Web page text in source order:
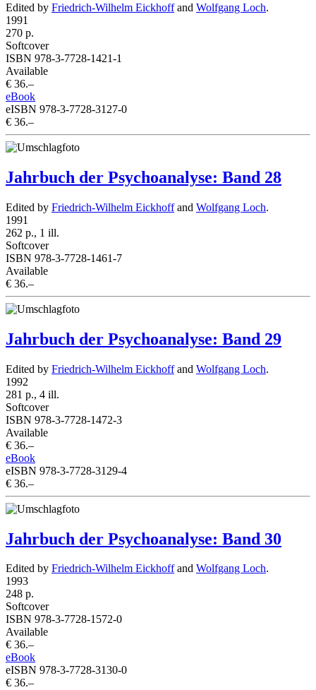
Edited by Friedrich-Wilhelm Eickhoffand Wolfgang Loch.
1991
270 p.
Softcover
ISBN 978-3-7728-1421-1
Available
€ 36.–
eBook
eISBN 978-3-7728-3127-0
€ 36.–
Jahrbuch der Psychoanalyse: Band 28
Edited by Friedrich-Wilhelm Eickhoffand Wolfgang Loch.
1991
262 p., 1 ill.
Softcover
ISBN 978-3-7728-1461-7
Available
€ 36.–
Jahrbuch der Psychoanalyse: Band 29
Edited by Friedrich-Wilhelm Eickhoffand Wolfgang Loch.
1992
281 p., 4 ill.
Softcover
ISBN 978-3-7728-1472-3
Available
€ 36.–
eBook
eISBN 978-3-7728-3129-4
€ 36.–
Jahrbuch der Psychoanalyse: Band 30
Edited by Friedrich-Wilhelm Eickhoffand Wolfgang Loch.
1993
248 p.
Softcover
ISBN 978-3-7728-1572-0
Available
€ 36.–
eBook
eISBN 978-3-7728-3130-0
€ 36.–